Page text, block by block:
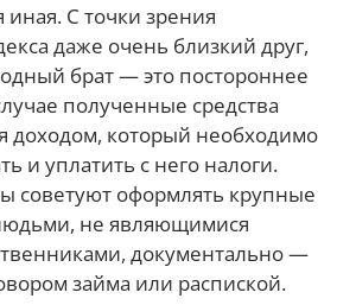
иная. С точки зрения
даже очень близкий друг,
брат — это постороннее
полученные средства
доходом, который необходимо
и уплатить с него налоги.
советуют оформлять крупные
не являющимися
документально —
займа или распиской.